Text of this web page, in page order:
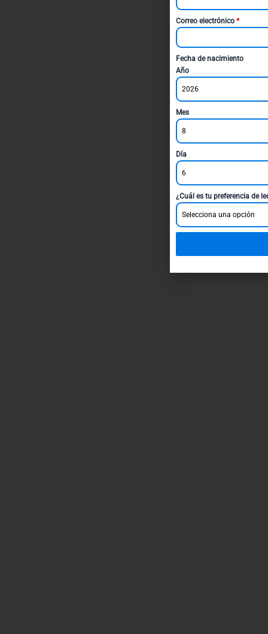
Correo electrónico *
Fecha de nacimiento
Año
2026
Mes
8
Día
6
¿Cuál es tu preferencia de
Selecciona una opción